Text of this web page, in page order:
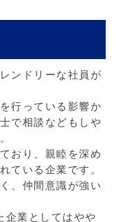
ンドリーな社員が
行っている影響か
で相談などもしや
おり、親睦を深め
ている企業です。
、仲間意識が強い
企業としてはやや